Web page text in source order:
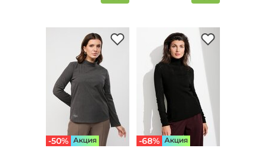
-50% Aкция -68% Aкция